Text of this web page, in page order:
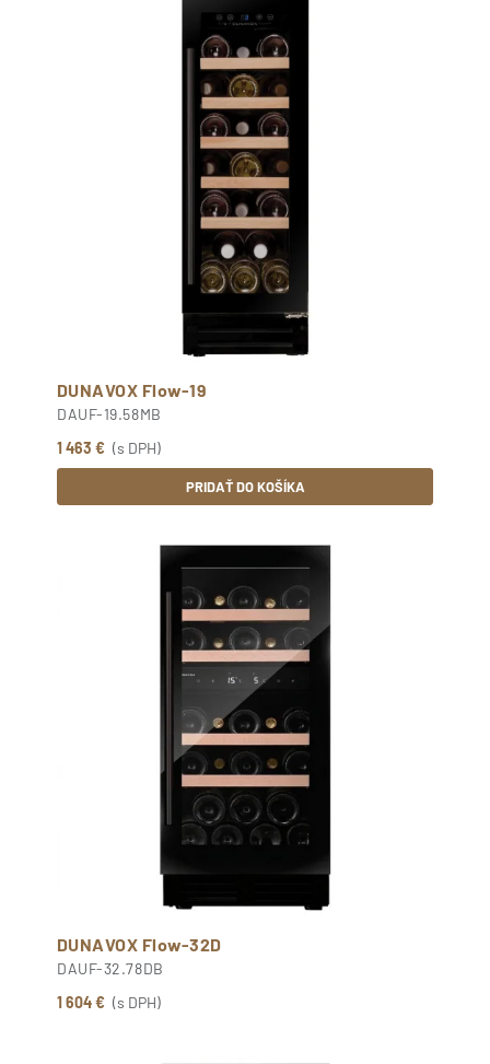
DUNAVOX Flow-19
DAUF-19.58MB
1 463 € (s DPH)
PRIDAŤ DO KOŠÍKA
DUNAVOX Flow-32D
DAUF-32.78DB
1 604 € (s DPH)